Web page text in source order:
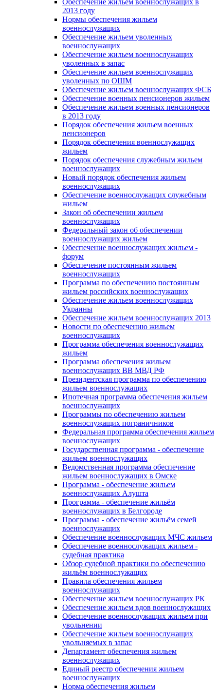
Обеспечение жильем военнослужащих в
2013 году
Нормы обеспечения жильем
военнослужащих
Обеспечение жильем уволенных
военнослужащих
Обеспечение жильем военнослужащих
уволенных в запас
Обеспечение жильем военнослужащих
уволенных по ОШМ
Обеспечение жильем военнослужащих ФСБ
Обеспечение военных пенсионеров жильем
Обеспечение жильем военных пенсионеров
в 2013 году
Порядок обеспечения жильем военных
пенсионеров
Порядок обеспечения военнослужащих
жильем
Порядок обеспечения служебным жильем
военнослужащих
Новый порядок обеспечения жильем
военнослужащих
Обеспечение военнослужащих служебным
жильем
Закон об обеспечении жильем
военнослужащих
Федеральный закон об обеспечении
военнослужащих жильем
Обеспечение военнослужащих жильем -
форум
Обеспечение постоянным жильем
военнослужащих
Программа по обеспечению постоянным
жильем российских военнослужащих
Обеспечение жильем военнослужащих
Украины
Обеспечение жильем военнослужащих 2013
Новости по обеспечению жильем
военнослужащих
Программа обеспечения военнослужащих
жильем
Программа обеспечения жильем
военнослужащих ВВ МВД РФ
Президентская программа по обеспечению
жильем военнослужащих
Ипотечная программа обеспечения жильем
военнослужащих
Программы по обеспечению жильем
военнослужащих пограничников
Федеральная программа обеспечения жильем
военнослужащих
Государственная программа - обеспечение
жильем военнослужащих
Ведомственная программа обеспечение
жильем военнослужащих в Омске
Программа - обеспечение жильем
военнослужащих Алушта
Программа - обеспечение жильём
военнослужащих в Белгороде
Программа - обеспечение жильём семей
военнослужащих
Обеспечение военнослужащих МЧС жильем
Обеспечение военнослужащих жильем -
судебная практика
Обзор судебной практики по обеспечению
жильём военнослужащих
Правила обеспечения жильем
военнослужащих
Обеспечение жильем военнослужащих РК
Обеспечение жильем вдов военнослужащих
Обеспечение военнослужащих жильем при
увольнении
Обеспечение жильем военнослужащих
увольняемых в запас
Департамент обеспечения жильем
военнослужащих
Единый реестр обеспечения жильем
военнослужащих
Норма обеспечения жильем